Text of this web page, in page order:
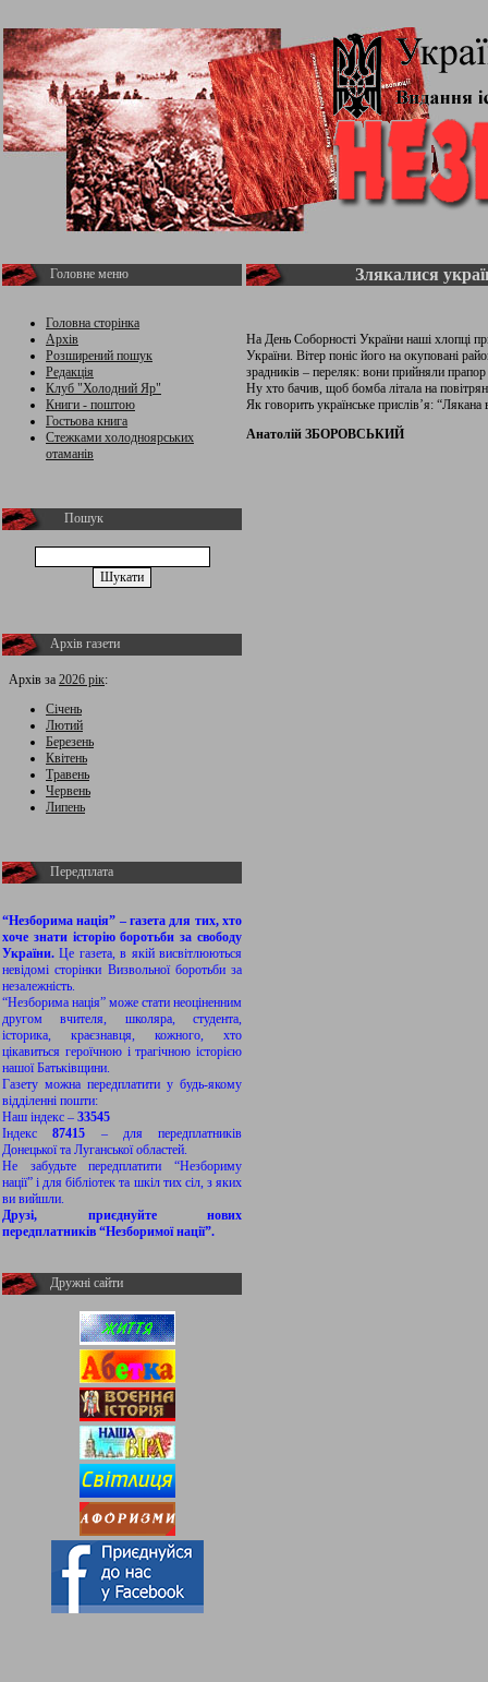
Головне меню
Головна сторінка
Архів
Розширений пошук
Редакція
Клуб "Холодний Яр"
Книги - поштою
Гостьова книга
Стежками холодноярських
отаманів
Пошук
Архів газети
Архів за 2026 рік:
Січень
Лютий
Березень
Квітень
Травень
Червень
Липень
Передплата
“Незборима нація” – газета для тих, хто
хоче знати історію боротьби за свободу
України.Це газета, в якій висвітлюються
невідомі сторінки Визвольної боротьби за
незалежність.
“Незборима нація” може стати неоціненним
другом вчителя, школяра, студента,
історика, краєзнавця, кожного, хто
цікавиться героїчною і трагічною історією
нашої Батьківщини.
Газету можна передплатити у будь-якому
відділенні пошти:
Наш індекс – 33545
Індекс87415 – для передплатників
Донецької та Луганської областей.
Не забудьте передплатити “Незбориму
нації” і для бібліотек та шкіл тих сіл, з яких
ви вийшли.
Друзі, приєднуйте нових
передплатників “Незборимої нації”.
Дружні сайти
Злякалися
На День Соборності України наші хлопці
України. Вітер поніс його на окуповані
зрадників – переляк: вони прийняли
Ну хто бачив, щоб бомба літала на
Як говорить українське прислів’я:
Анатолій ЗБОРОВСЬКИЙ